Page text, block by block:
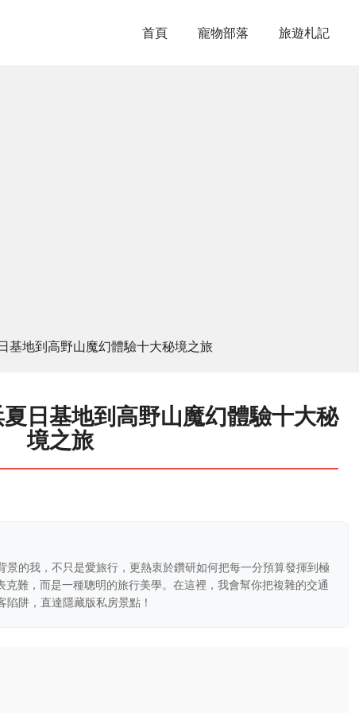
首頁 寵物部落 旅遊札記
基地到高野山魔幻體驗十大秘境之旅
日基地到高野山魔幻體驗十大秘
境之旅
景的我，不只是愛旅行，更熱衷於鑽研如何把每一分預算發揮到極
克難，而是一種聰明的旅行美學。在這裡，我會幫你把複雜的交通
阱，直達隱藏版私房景點！